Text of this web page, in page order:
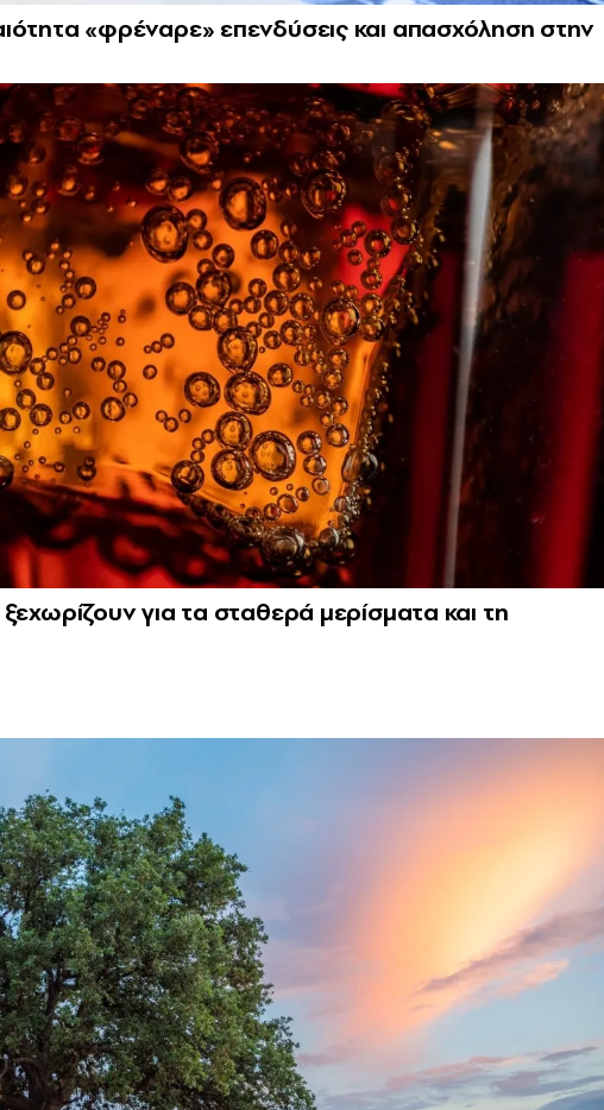
«φρέναρε» επενδύσεις και απασχόληση στην
για τα σταθερά μερίσματα και τη